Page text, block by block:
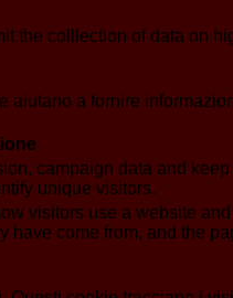
the colllection of data on
a fornire
campaign data and
unique visitors.
visitors use a website
come from, and the